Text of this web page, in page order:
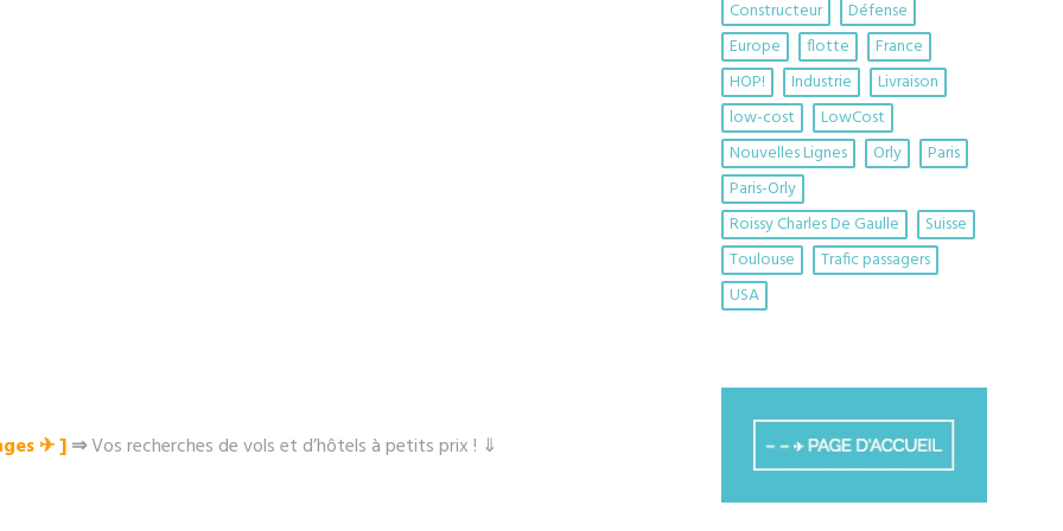
✈︎ ]⇒Vos recherches de vols et d’hôtels à petits prix ! ⇓
Constructeur
Défense
Europe
flotte
France
HOP!
Industrie
Livraison
low-cost
LowCost
Nouvelles Lignes
Orly
Paris
Paris-Orly
Roissy Charles De Gaulle
Suisse
Toulouse
Trafic passagers
USA